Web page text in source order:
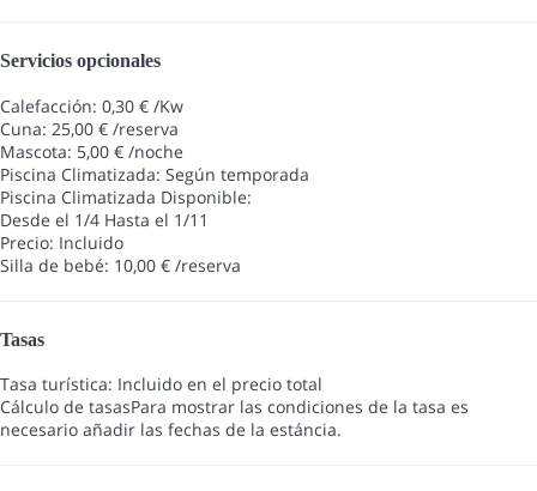
Servicios opcionales
Calefacción: 0,30 € /Kw
Cuna: 25,00 € /reserva
Mascota: 5,00 € /noche
Piscina Climatizada: Según temporada
Piscina Climatizada Disponible:
Desde el 1/4 Hasta el 1/11
Precio: Incluido
Silla de bebé: 10,00 € /reserva
Tasas
Tasa turística: Incluido en el precio total
Cálculo de tasasPara mostrar las condiciones de la tasa es
necesario añadir las fechas de la estáncia.